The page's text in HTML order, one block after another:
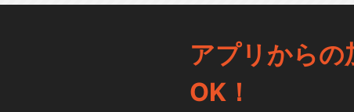
アプリからの
OK！